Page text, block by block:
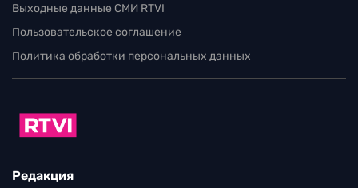
Выходные данные СМИ RTVI
Пользовательское соглашение
Политика обработки персональных данных
Редакция